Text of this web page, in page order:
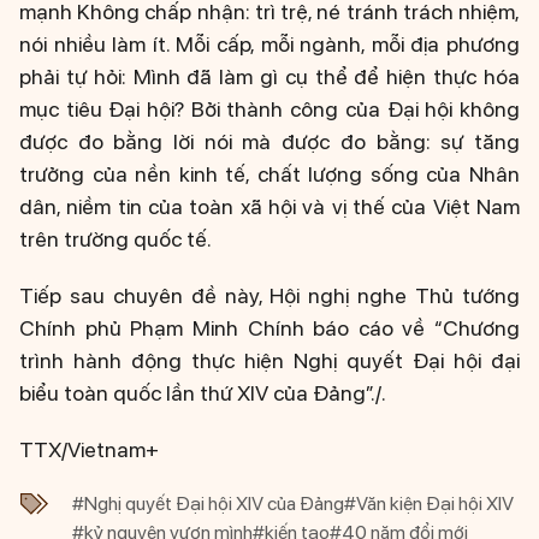
mạnh Không chấp nhận: trì trệ, né tránh trách nhiệm,
nói nhiều làm ít. Mỗi cấp, mỗi ngành, mỗi địa phương
phải tự hỏi: Mình đã làm gì cụ thể để hiện thực hóa
mục tiêu Đại hội? Bởi thành công của Đại hội không
được đo bằng lời nói mà được đo bằng: sự tăng
trưởng của nền kinh tế, chất lượng sống của Nhân
dân, niềm tin của toàn xã hội và vị thế của Việt Nam
trên trường quốc tế.
Tiếp sau chuyên đề này, Hội nghị nghe Thủ tướng
Chính phủ Phạm Minh Chính báo cáo về “Chương
trình hành động thực hiện Nghị quyết Đại hội đại
biểu toàn quốc lần thứ XIV của Đảng”./.
TTX/Vietnam+
#Nghị quyết Đại hội XIV của Đảng#Văn kiện Đại hội XIV
#kỷ nguyên vươn mình#kiến tạo#40 năm đổi mới